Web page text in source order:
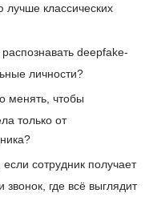
классических
deepfake-
личности?
менять, чтобы
только от
сотрудник получает
где всё выглядит